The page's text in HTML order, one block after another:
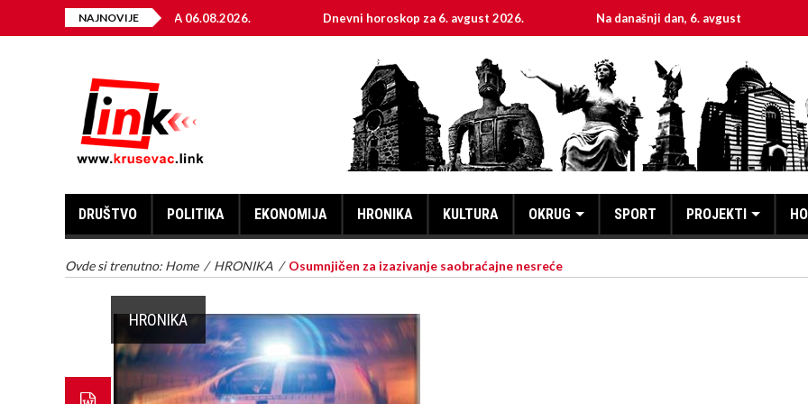
NAJNOVIJE
ENERGIJE ZA 06.08.2026. Dnevni horoskop za 6. avgust 2026. Na današnji dan, 6. avgust Sveta
DRUŠTVO POLITIKA EKONOMIJA HRONIKA KULTURA OKRUG SPORT PROJEKTI
Ovde si trenutno: Home / HRONIKA / Osumnjičen za izazivanje saobraćajne nesreće
HRONIKA